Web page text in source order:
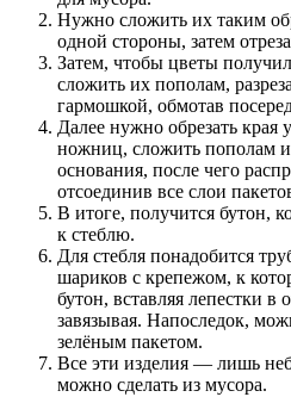
Нужно сложить их таким
одной стороны, затем
Затем, чтобы цветы
сложить их пополам,
гармошкой, обмотав
Далее нужно обрезать
ножниц, сложить пополам
основания, после чего
отсоединив все слои
В итоге, получится бутон,
к стеблю.
Для стебля понадобится
шариков с крепежом, к
бутон, вставляя лепестки в
завязывая. Напоследок,
зелёным пакетом.
Все эти изделия — лишь
можно сделать из мусора.